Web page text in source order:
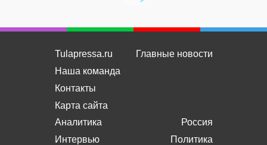
Tulapressa.ru
Наша команда
Контакты
Карта сайта
Главные новости
Аналитика
Интервью
Россия
Политика